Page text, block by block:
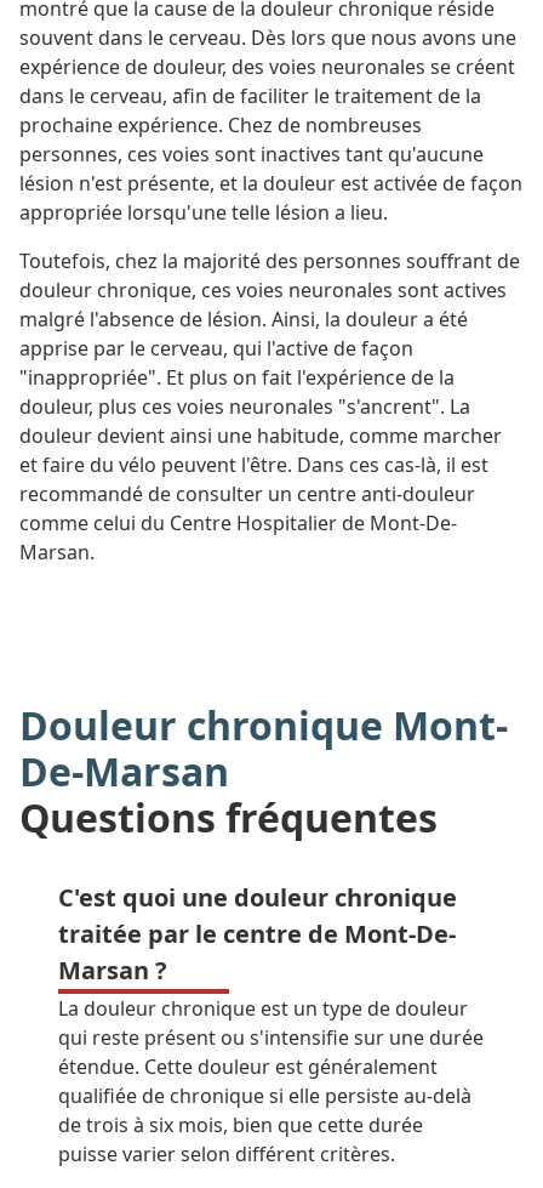
montré que la cause de la douleur chronique réside
souvent dans le cerveau. Dès lors que nous avons une
expérience de douleur, des voies neuronales se créent
dans le cerveau, afin de faciliter le traitement de la
prochaine expérience. Chez de nombreuses
personnes, ces voies sont inactives tant qu'aucune
lésion n'est présente, et la douleur est activée de façon
appropriée lorsqu'une telle lésion a lieu.
Toutefois, chez la majorité des personnes souffrant de
douleur chronique, ces voies neuronales sont actives
malgré l'absence de lésion. Ainsi, la douleur a été
apprise par le cerveau, qui l'active de façon
"inappropriée". Et plus on fait l'expérience de la
douleur, plus ces voies neuronales "s'ancrent". La
douleur devient ainsi une habitude, comme marcher
et faire du vélo peuvent l'être. Dans ces cas-là, il est
recommandé de consulter un centre anti-douleur
comme celui du Centre Hospitalier de Mont-De-
Marsan.
Douleur chronique Mont-
De-Marsan
Questions fréquentes
C'est quoi une douleur chronique
traitée par le centre de Mont-De-
Marsan ?
La douleur chronique est un type de douleur
qui reste présent ou s'intensifie sur une durée
étendue. Cette douleur est généralement
qualifiée de chronique si elle persiste au-delà
de trois à six mois, bien que cette durée
puisse varier selon différent critères.